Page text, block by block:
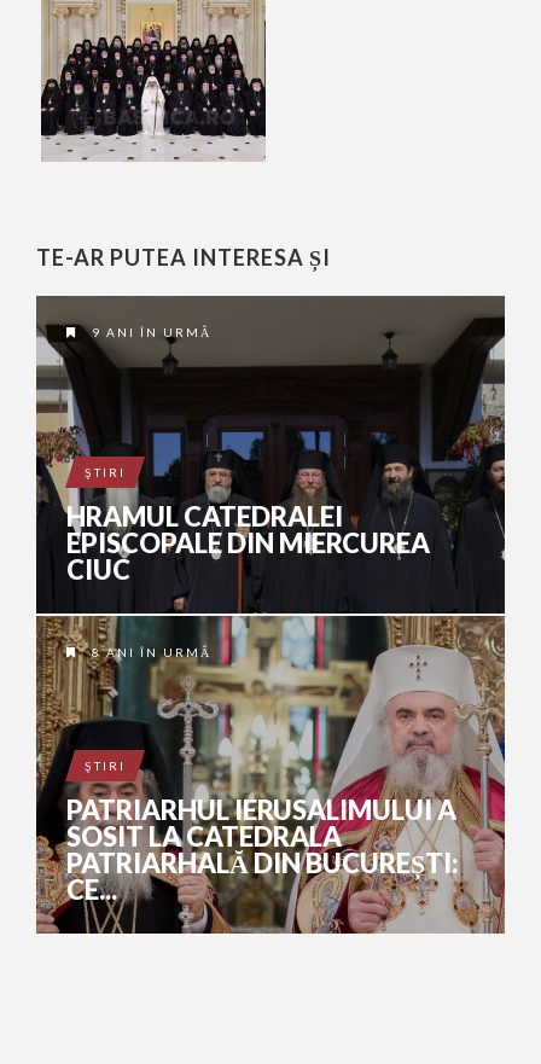
TE-AR PUTEA INTERESA ȘI
9 ANI ÎN URMĂ
ŞTIRI
HRAMUL CATEDRALEI
EPISCOPALE DIN MIERCUREA
CIUC
8 ANI ÎN URMĂ
ŞTIRI
PATRIARHUL IERUSALIMULUI A
SOSIT LA CATEDRALA
PATRIARHALĂ DIN BUCUREȘTI:
CE...